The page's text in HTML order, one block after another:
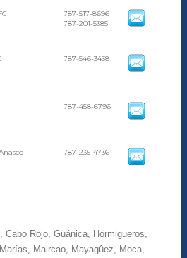
787-517-8696
787-201-5385
787-546-3438
787-458-6796
787-235-4736
Rojo, Guánica, Hormigueros,
Maircao, Mayagûez, Moca,